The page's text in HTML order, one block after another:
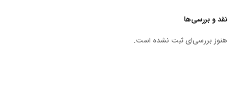
نقد و بررسی‌ها
هنوز بررسی‌ای ثبت نشده است.